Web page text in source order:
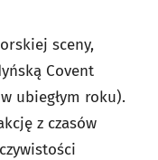
sceny,
Covent
ubiegłym roku).
z czasów